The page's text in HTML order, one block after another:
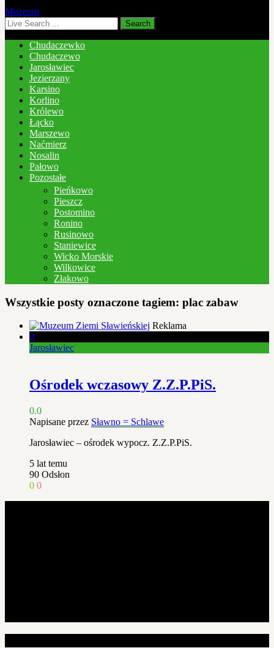
Muzeum
Chudaczewko
Chudaczewo
Jarosławiec
Jezierzany
Karsino
Korlino
Królewo
Łącko
Marszewo
Naćmierz
Nosalin
Pałowo
Pozostałe
Pieńkowo
Pieszcz
Postomino
Ronino
Rusinowo
Staniewice
Wicko Morskie
Wilkowice
Złakowo
Wszystkie posty oznaczone tagiem: plac zabaw
Reklama
0
Jarosławiec
Ośrodek wczasowy Z.Z.P.PiS.
0.0
Napisane przez Sławno = Schlawe
Jarosławiec – ośrodek wypocz. Z.Z.P.PiS.
5 lat temu
90 Odsłon
0 0